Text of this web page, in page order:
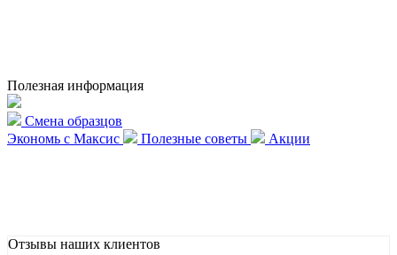
Полезная информация
Смена образцов
Экономь с Максис
Полезные советы Акции
Отзывы наших клиентов